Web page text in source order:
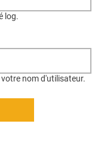
log.
nom d'utilisateur.